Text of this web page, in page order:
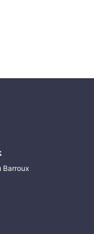
Barroux